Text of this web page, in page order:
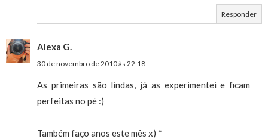
Responder
Alexa G.
30 de novembro de 2010 às 22:18
As primeiras são lindas, já as experimentei e ficam
perfeitas no pé :)
Também faço anos este mês x) *